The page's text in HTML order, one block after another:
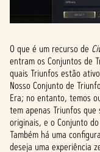
O que é um recurso de
entram os Conjuntos de
quais Triunfos estão
Nosso Conjunto de
Era; no entanto, temos
tem apenas Triunfos que
originais, e o Conjunto
Também há uma
deseja uma experiência